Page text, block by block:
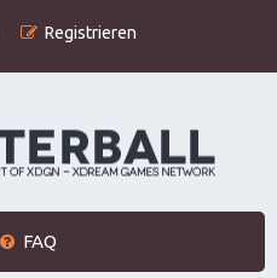
Registrieren
FAQ